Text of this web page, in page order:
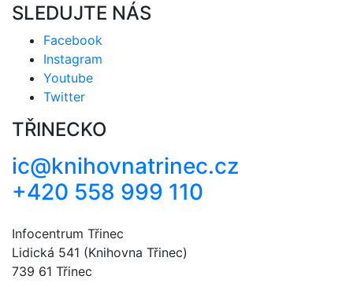
SLEDUJTE NÁS
Facebook
Instagram
Youtube
Twitter
TŘINECKO
ic@knihovnatrinec.cz
+420 558 999 110
Infocentrum Třinec
Lidická 541 (Knihovna Třinec)
739 61 Třinec